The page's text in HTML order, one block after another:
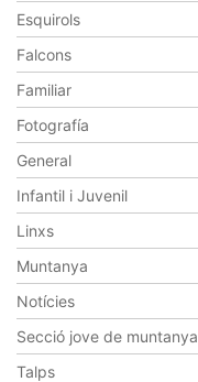
Esquirols
Falcons
Familiar
Fotografía
General
Infantil i Juvenil
Linxs
Muntanya
Notícies
Secció jove de muntanya
Talps